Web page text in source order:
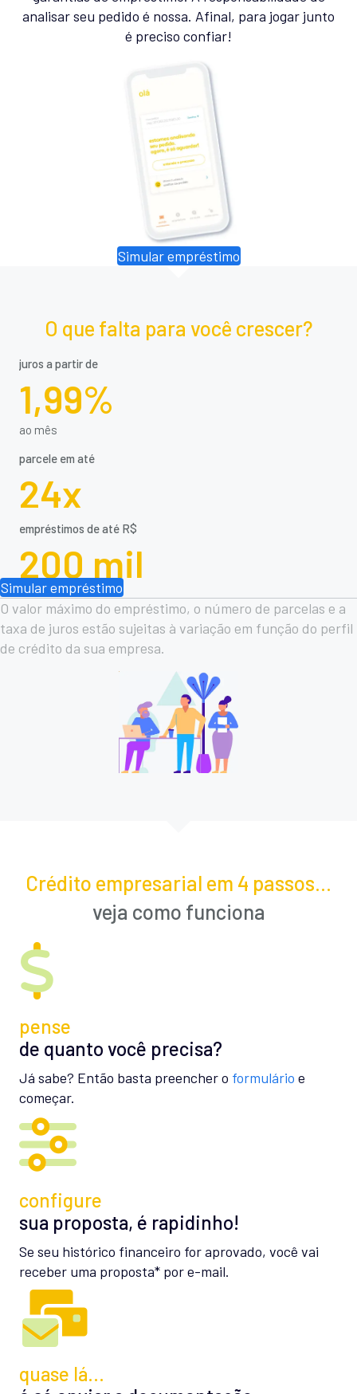
analisar seu pedido é nossa. Afinal, para jogar junto
é preciso confiar!
Simular empréstimo
O que falta para você crescer?
juros a partir de
1,99%
ao mês
parcele em até
24x
empréstimos de até R$
200 mil
Simular empréstimo
O valor máximo do empréstimo, o número de parcelas e a
taxa de juros estão sujeitas à variação em função do perfil
de crédito da sua empresa.
Crédito empresarial em 4 passos...
veja como funciona
pense
de quanto você precisa?
Já sabe? Então basta preencher o formulário e
começar.
configure
sua proposta, é rapidinho!
Se seu histórico financeiro for aprovado, você vai
receber uma proposta* por e-mail.
quase lá…